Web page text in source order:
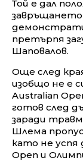
Той е дал
претърпя
Шаповалов.
Още след
изобщо не е
Australian
готов след
заради
Шлема
като не успя
Open и